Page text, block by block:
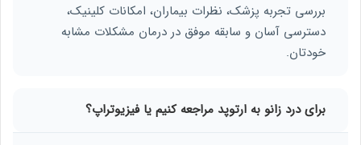
بررسی تجربه پزشک، نظرات بیماران، امکانات کلینیک،
دسترسی آسان و سابقه موفق در درمان مشکلات مشابه
خودتان.
برای درد زانو به ارتوپد مراجعه کنیم یا فیزیوتراپ؟